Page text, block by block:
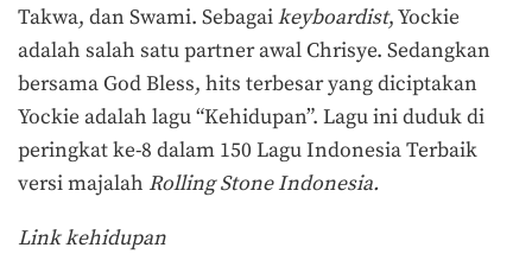
Takwa, dan Swami. Sebagaikeyboardist, Yockie
adalah salah satu partner awal Chrisye. Sedangkan
bersama God Bless, hits terbesar yang diciptakan
Yockie adalah lagu “Kehidupan”. Lagu ini duduk di
peringkat ke-8 dalam 150 Lagu Indonesia Terbaik
versi majalah Rolling Stone Indonesia.
Link kehidupan